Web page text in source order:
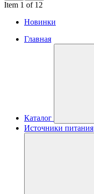
Item 1 of 12
Новинки
Главная
Каталог
Источники питания